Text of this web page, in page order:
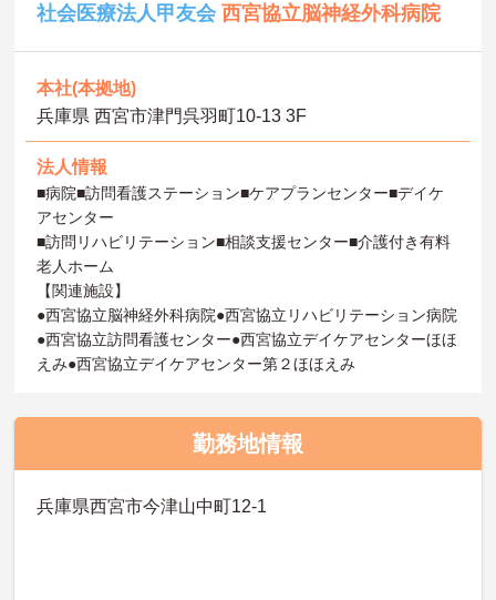
社会医療法人甲友会西宮協立脳神経外科病院
本社(本拠地)
兵庫県 西宮市津門呉羽町10-13 3F
法人情報
■病院■訪問看護ステーション■ケアプランセンター■デイケ
アセンター
■訪問リハビリテーション■相談支援センター■介護付き有料
老人ホーム
【関連施設】
●西宮協立脳神経外科病院●西宮協立リハビリテーション病院
●西宮協立訪問看護センター●西宮協立デイケアセンターほほ
えみ●西宮協立デイケアセンター第２ほほえみ
勤務地情報
兵庫県西宮市今津山中町12-1